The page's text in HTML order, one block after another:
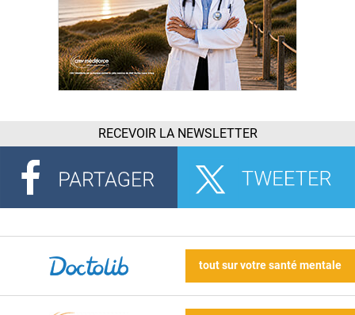
RECEVOIR LA NEWSLETTER
tout sur votre santé mentale